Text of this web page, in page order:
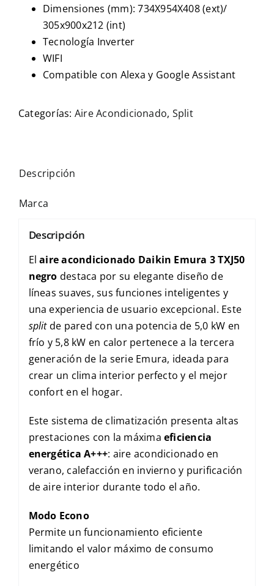
Dimensiones (mm): 734X954X408 (ext)/
305x900x212 (int)
Tecnología Inverter
WIFI
Compatible con Alexa y Google Assistant
Categorías: Aire Acondicionado, Split
Descripción
Marca
Descripción
Elaire acondicionado Daikin Emura 3 TXJ50
negro destaca por su elegante diseño de
líneas suaves, sus funciones inteligentes y
una experiencia de usuario excepcional. Este
splitde pared con una potencia de 5,0 kW en
frío y 5,8 kW en calor pertenece a la tercera
generación de la serie Emura, ideada para
crear un clima interior perfecto y el mejor
confort en el hogar.
Este sistema de climatización presenta altas
prestaciones con la máxima eficiencia
energética A+++: aire acondicionado en
verano, calefacción en invierno y purificación
de aire interior durante todo el año.
Modo Econo
Permite un funcionamiento eficiente
limitando el valor máximo de consumo
energético